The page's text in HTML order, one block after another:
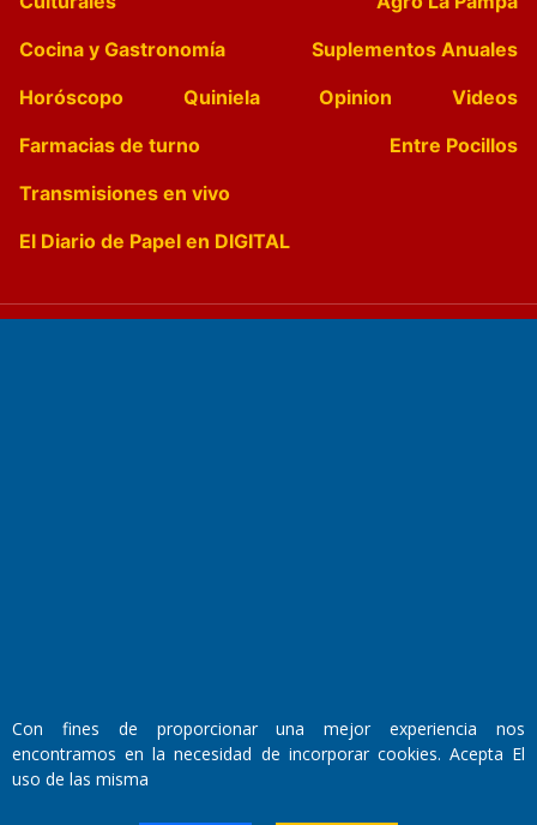
Cocina y Gastronomía
Suplementos Anuales
Horóscopo
Quiniela Opinion
Videos
Farmacias de turno
Entre Pocillos
Transmisiones en vivo
El Diario de Papel en DIGITAL
Con fines de proporcionar una mejor experiencia nos
encontramos en la necesidad de incorporar cookies. Acepta El
uso de las misma